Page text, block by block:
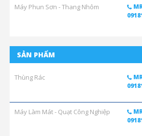
Máy Phun Sơn - Thang Nhôm
SẢN PHẨM
Thùng Rác
Máy Làm Mát - Quạt Công Nghiệp